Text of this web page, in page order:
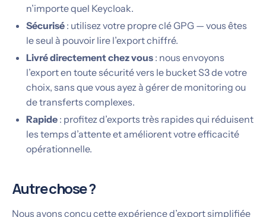
n’importe quel Keycloak.
Sécurisé : utilisez votre propre clé GPG — vous êtes
le seul à pouvoir lire l’export chiffré.
Livré directement chez vous : nous envoyons
l’export en toute sécurité vers le bucket S3 de votre
choix, sans que vous ayez à gérer de monitoring ou
de transferts complexes.
Rapide : profitez d’exports très rapides qui réduisent
les temps d’attente et améliorent votre efficacité
opérationnelle.
Autre chose ?
Nous avons conçu cette expérience d’export simplifiée